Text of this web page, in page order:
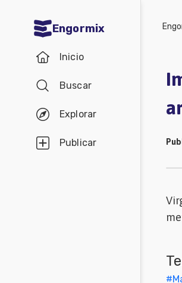
Engormix
Inicio
Buscar
Explorar
Publicar
Agricultura
Ganadería
Lechería
#